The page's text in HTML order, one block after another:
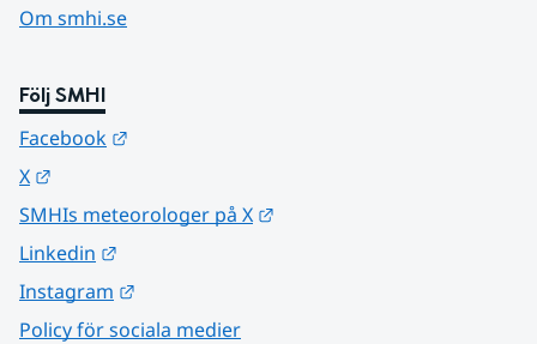
Om smhi.se
Följ SMHI
Facebook
X
SMHIs meteorologer på X
Linkedin
Instagram
Policy för sociala medier